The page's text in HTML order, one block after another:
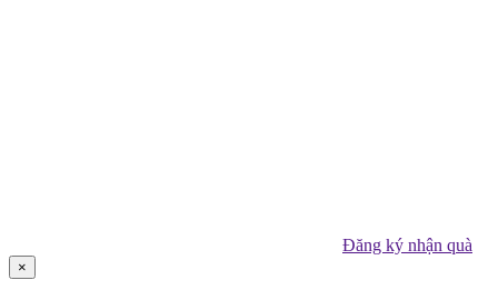
Đăng ký nhận quà
×